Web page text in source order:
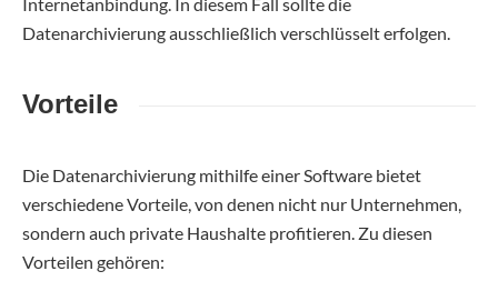
Datenarchivierung ausschließlich verschlüsselt erfolgen.
Vorteile
Die Datenarchivierung mithilfe einer Software bietet
verschiedene Vorteile, von denen nicht nur Unternehmen,
sondern auch private Haushalte profitieren. Zu diesen
Vorteilen gehören: